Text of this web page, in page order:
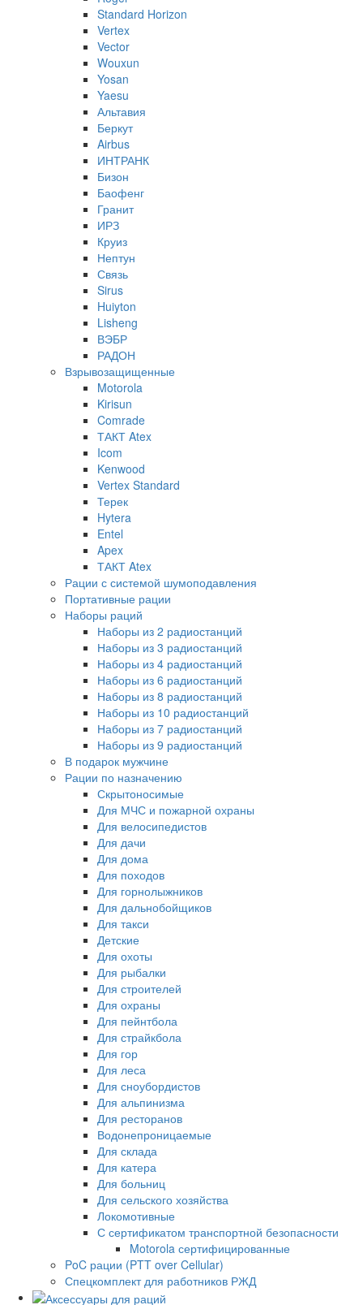
Standard Horizon
Vertex
Vector
Wouxun
Yosan
Yaesu
Альтавия
Беркут
Airbus
ИНТРАНК
Бизон
Баофенг
Гранит
ИРЗ
Круиз
Нептун
Связь
Sirus
Huiyton
Lisheng
ВЭБР
РАДОН
Взрывозащищенные
Motorola
Kirisun
Comrade
ТАКТ Atex
Icom
Kenwood
Vertex Standard
Терек
Hytera
Entel
Apex
ТАКТ Atex
Рации с системой шумоподавления
Портативные рации
Наборы раций
Наборы из 2 радиостанций
Наборы из 3 радиостанций
Наборы из 4 радиостанций
Наборы из 6 радиостанций
Наборы из 8 радиостанций
Наборы из 10 радиостанций
Наборы из 7 радиостанций
Наборы из 9 радиостанций
В подарок мужчине
Рации по назначению
Скрытоносимые
Для МЧС и пожарной охраны
Для велосипедистов
Для дачи
Для дома
Для походов
Для горнолыжников
Для дальнобойщиков
Для такси
Детские
Для охоты
Для рыбалки
Для строителей
Для охраны
Для пейнтбола
Для страйкбола
Для гор
Для леса
Для сноубордистов
Для альпинизма
Для ресторанов
Водонепроницаемые
Для склада
Для катера
Для больниц
Для сельского хозяйства
Локомотивные
С сертификатом транспортной безопасности
Motorola сертифицированные
PoC рации (PTT over Cellular)
Спецкомплект для работников РЖД